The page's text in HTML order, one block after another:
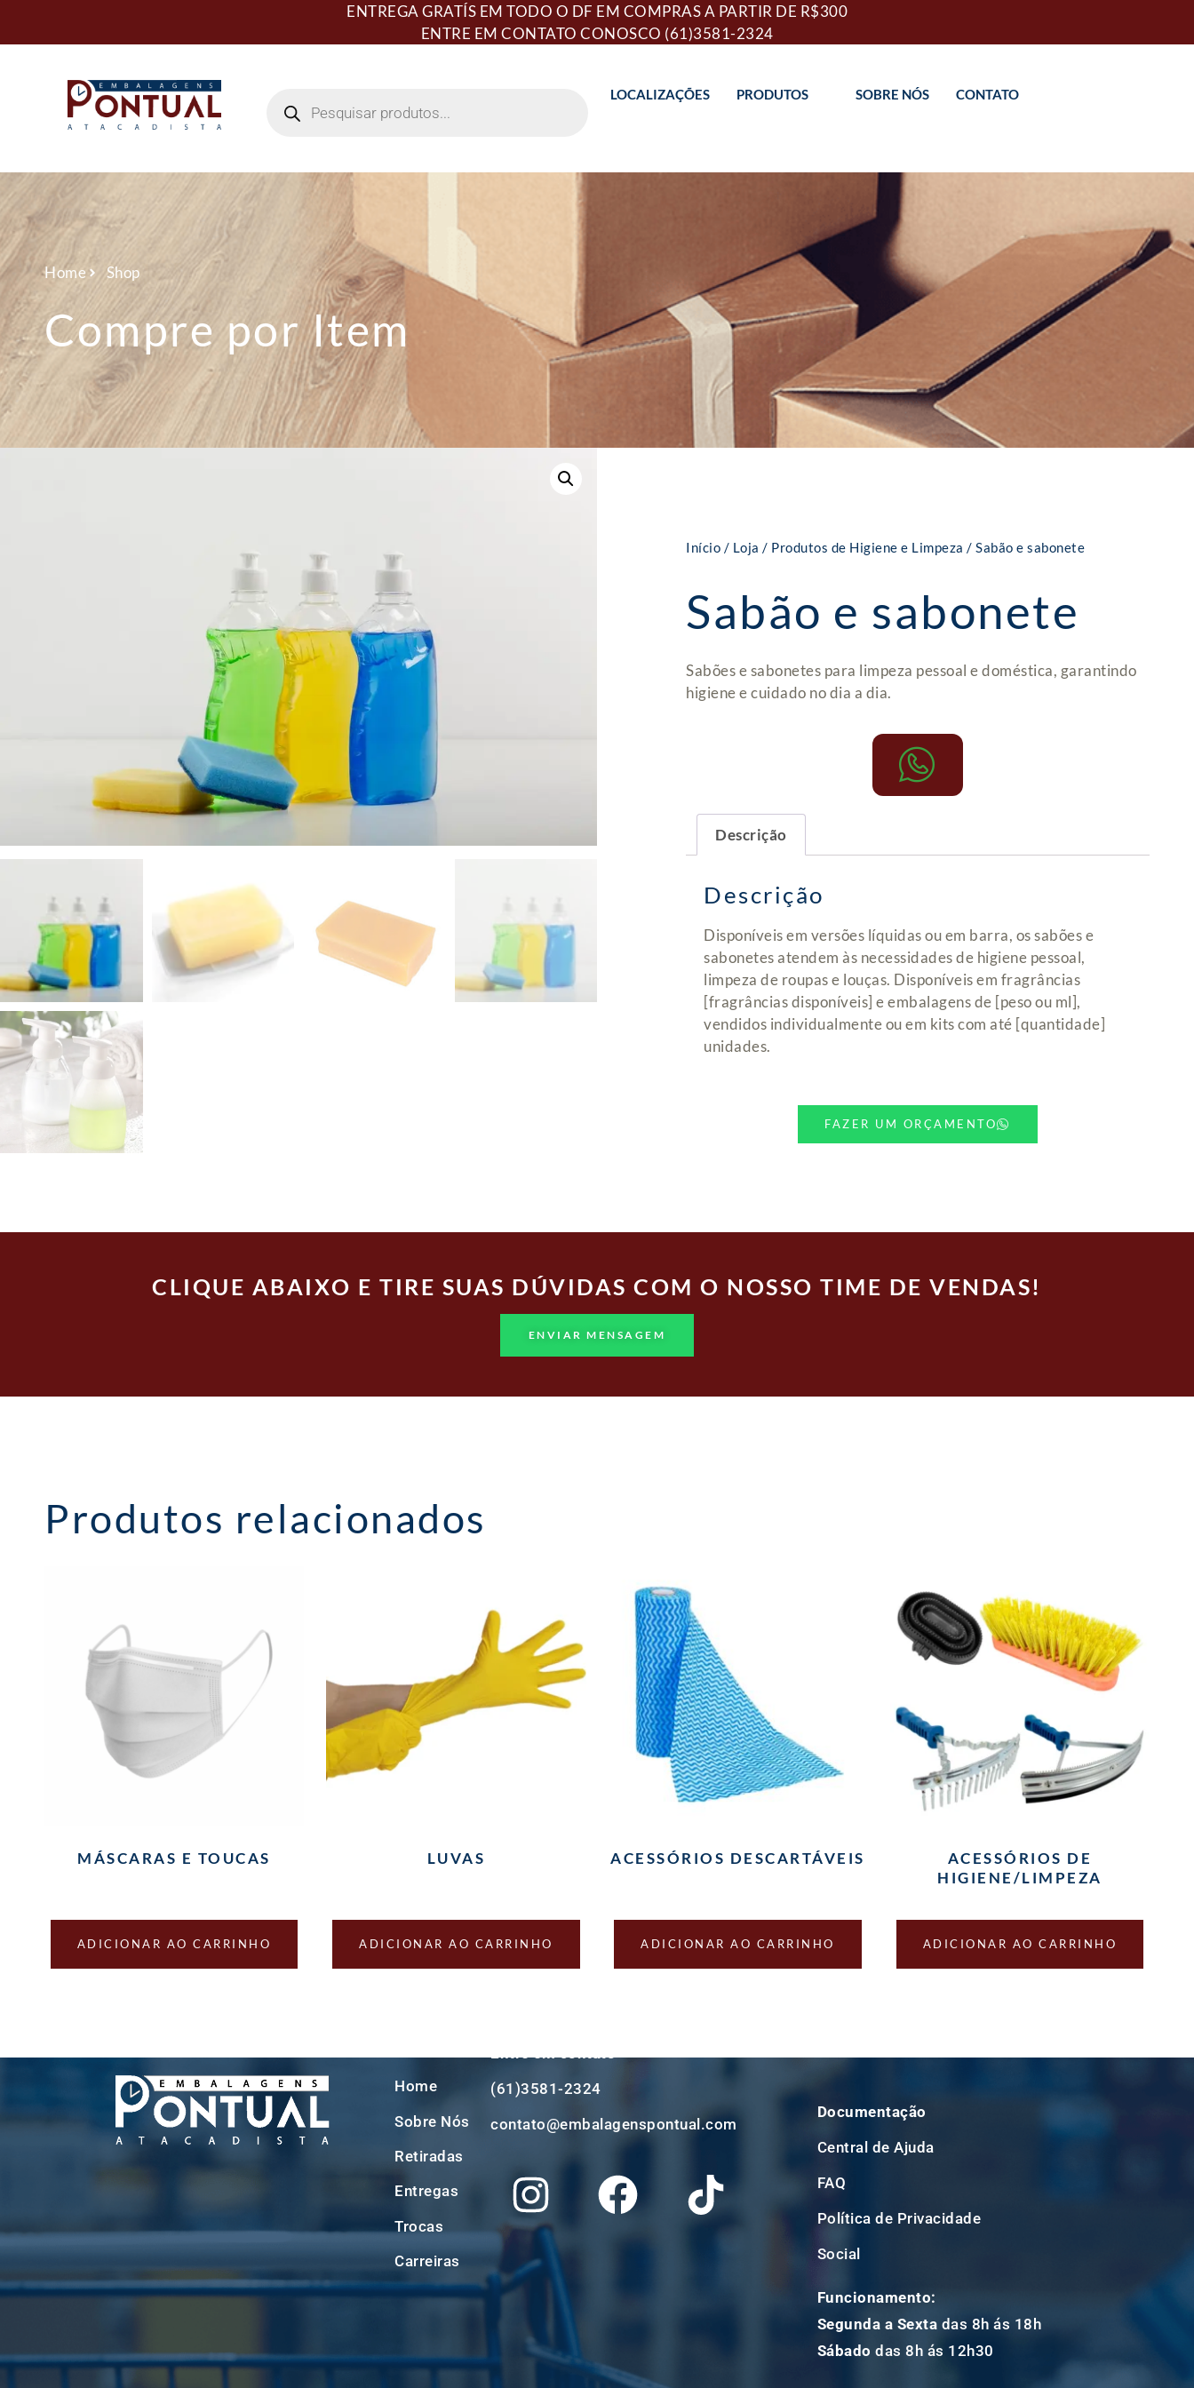
ENTREGA GRATÍS EM TODO O DF EM COMPRAS A PARTIR DE R$300
ENTRE EM CONTATO CONOSCO (61)3581-2324
LOCALIZAÇÕES PRODUTOS SOBRE NÓS CONTATO
Home Shop
Compre por Item
Início / Loja / Produtos de Higiene e Limpeza / Sabão e sabonete
Sabão e sabonete
Sabões e sabonetes para limpeza pessoal e doméstica, garantindo
higiene e cuidado no dia a dia.
Descrição
Descrição
Disponíveis em versões líquidas ou em barra, os sabões e
sabonetes atendem às necessidades de higiene pessoal,
limpeza de roupas e louças. Disponíveis em fragrâncias
[fragrâncias disponíveis] e embalagens de [peso ou ml],
vendidos individualmente ou em kits com até [quantidade]
unidades.
FAZER UM ORÇAMENTO
CLIQUE ABAIXO E TIRE SUAS DÚVIDAS COM O NOSSO TIME DE VENDAS!
ENVIAR MENSAGEM
Produtos relacionados
MÁSCARAS E TOUCAS
ADICIONAR AO CARRINHO
LUVAS
ADICIONAR AO CARRINHO
ACESSÓRIOS DESCARTÁVEIS
ADICIONAR AO CARRINHO
ACESSÓRIOS DE
HIGIENE/LIMPEZA
ADICIONAR AO CARRINHO
Home
Sobre Nós
Retiradas
Entregas
Trocas
Carreiras
Entre em contato
(61)3581-2324
contato@embalagenspontual.com
Documentação
Central de Ajuda
FAQ
Política de Privacidade
Social
Funcionamento:
Segunda a Sexta das 8h ás 18h
Sábado das 8h ás 12h30